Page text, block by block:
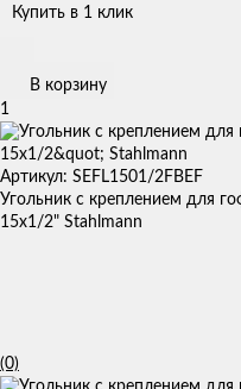
Купить в 1 клик
В корзину
1
Артикул: SEFL1501/2FBEF
Угольник с креплением для
15x1/2" Stahlmann
(0)